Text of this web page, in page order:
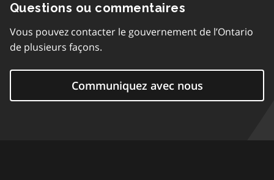
Questions ou commentaires
Vous pouvez contacter le gouvernement de l’Ontario
de plusieurs façons.
Communiquez avec nous